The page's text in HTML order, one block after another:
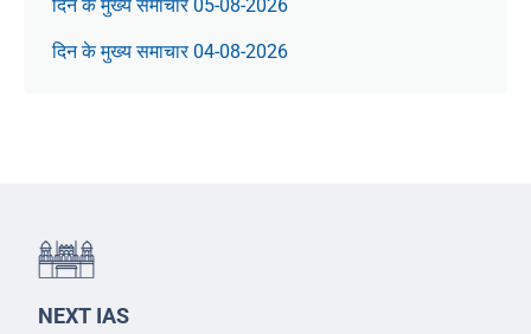
दिन के मुख्य समाचार 05-08-2026
दिन के मुख्य समाचार 04-08-2026
NEXT IAS